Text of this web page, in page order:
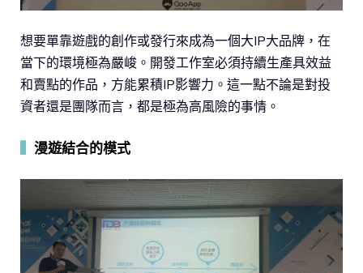
想要單靠遊戲的創作或發行來成為一個大IP大品牌，在
當下的環境極為嚴峻。開發工作室必須持續生產具效益
和賣點的作品，方能累積IP影響力。這一點不論是對投
資者還是團隊而言，都是極為高風險的事情。
漫遊結合的模式